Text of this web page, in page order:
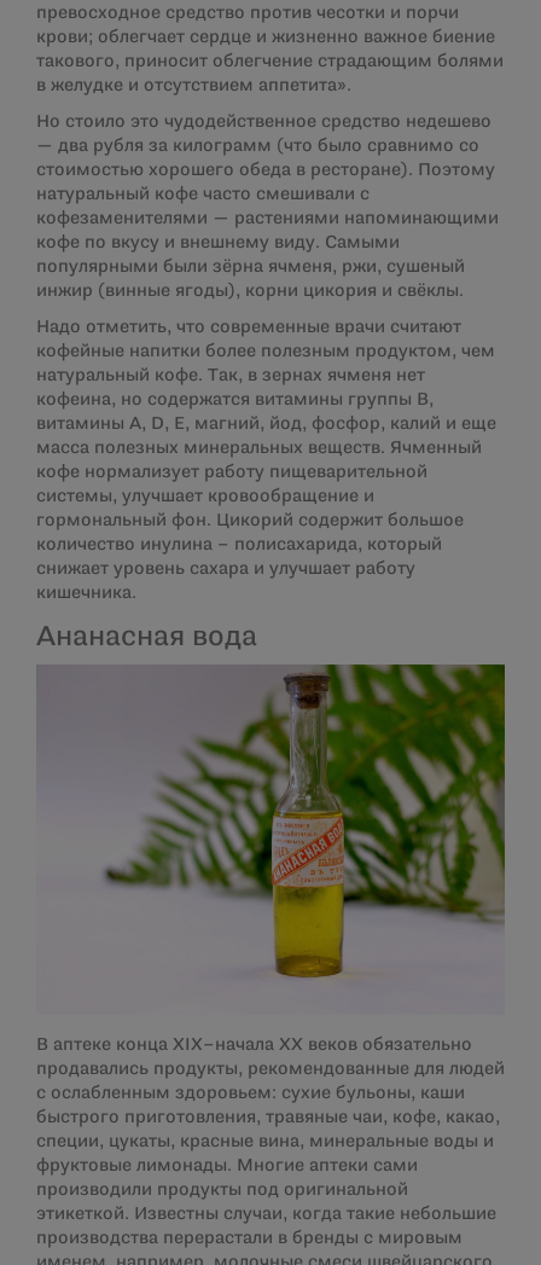
превосходное средство против чесотки и порчи
крови; облегчает сердце и жизненно важное биение
такового, приносит облегчение страдающим болями
в желудке и отсутствием аппетита».
Но стоило это чудодейственное средство недешево
— два рубля за килограмм (что было сравнимо со
стоимостью хорошего обеда в ресторане). Поэтому
натуральный кофе часто смешивали с
кофезаменителями — растениями напоминающими
кофе по вкусу и внешнему виду. Самыми
популярными были зёрна ячменя, ржи, сушеный
инжир (винные ягоды), корни цикория и свёклы.
Надо отметить, что современные врачи считают
кофейные напитки более полезным продуктом, чем
натуральный кофе. Так, в зернах ячменя нет
кофеина, но содержатся витамины группы B,
витамины А, D, E, магний, йод, фосфор, калий и еще
масса полезных минеральных веществ. Ячменный
кофе нормализует работу пищеварительной
системы, улучшает кровообращение и
гормональный фон. Цикорий содержит большое
количество инулина – полисахарида, который
снижает уровень сахара и улучшает работу
кишечника.
Ананасная вода
В аптеке конца XIX–начала ХХ веков обязательно
продавались продукты, рекомендованные для людей
с ослабленным здоровьем: сухие бульоны, каши
быстрого приготовления, травяные чаи, кофе, какао,
специи, цукаты, красные вина, минеральные воды и
фруктовые лимонады. Многие аптеки сами
производили продукты под оригинальной
этикеткой. Известны случаи, когда такие небольшие
производства перерастали в бренды с мировым